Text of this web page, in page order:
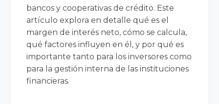
bancos y cooperativas de crédito. Este
artículo explora en detalle qué es el
margen de interés neto, cómo se calcula,
qué factores influyen en él, y por qué es
importante tanto para los inversores como
para la gestión interna de las instituciones
financieras.